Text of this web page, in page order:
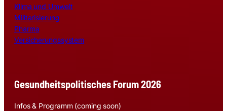
Klima und Umwelt
Militarisierung
Pharma
Versicherungssystem
Gesundheitspolitisches Forum 2026
Infos & Programm (coming soon)